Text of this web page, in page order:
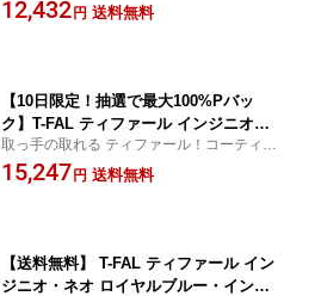
ト9 L43792 （ガス火専用）【取っ手が
い心地がずっと続く！
12,432 円 送料無料
【10日限定！抽選で最大100%Pバッ
ク】T-FAL ティファール インジニオ・
ネオ ロイヤルブルー・インテンス セッ
ト10 L43791 （ガス火専用）【取っ手が
取っ手の取れる ティファール！コーティン
グの耐久性がアップし、ときめくような使
い心地がずっと続く！
15,247 円 送料無料
【送料無料】 T-FAL ティファール イン
ジニオ・ネオ ロイヤルブルー・インテ